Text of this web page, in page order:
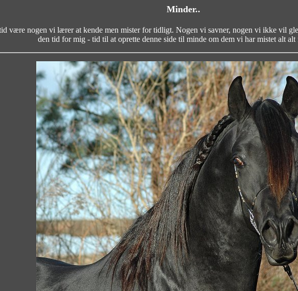
Minder..
være nogen vi lærer at kende men mister for tidligt. Nogen vi savner, nogen vi ikke vil
den tid for mig - tid til at oprette denne side til minde om dem vi har mistet alt